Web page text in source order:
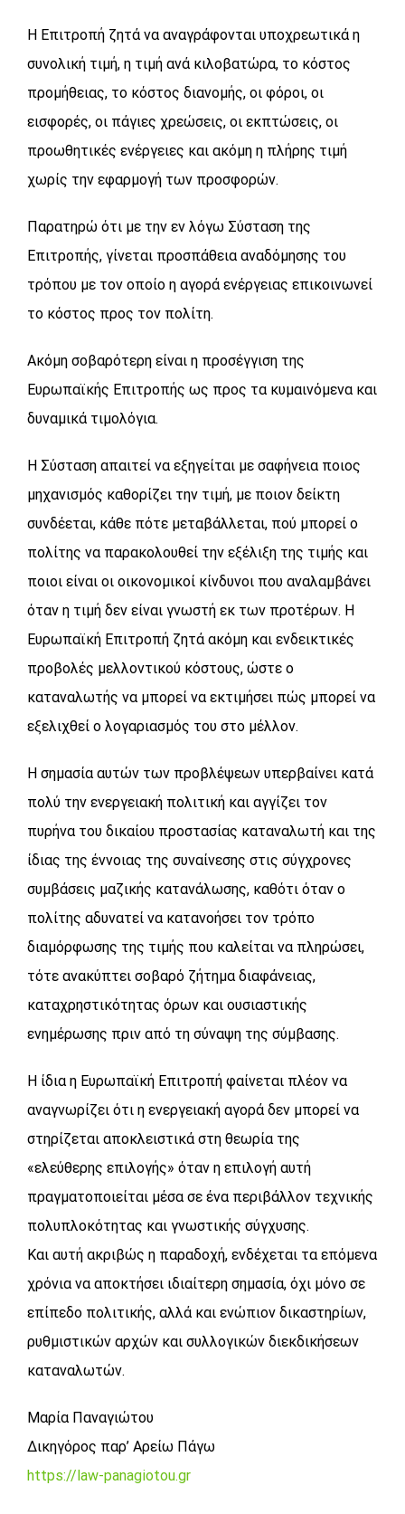
Η Επιτροπή ζητά να αναγράφονται υποχρεωτικά η
συνολική τιμή, η τιμή ανά κιλοβατώρα, το κόστος
προμήθειας, το κόστος διανομής, οι φόροι, οι
εισφορές, οι πάγιες χρεώσεις, οι εκπτώσεις, οι
προωθητικές ενέργειες και ακόμη η πλήρης τιμή
χωρίς την εφαρμογή των προσφορών.
Παρατηρώ ότι με την εν λόγω Σύσταση της
Επιτροπής, γίνεται προσπάθεια αναδόμησης του
τρόπου με τον οποίο η αγορά ενέργειας επικοινωνεί
το κόστος προς τον πολίτη.
Ακόμη σοβαρότερη είναι η προσέγγιση της
Ευρωπαϊκής Επιτροπής ως προς τα κυμαινόμενα και
δυναμικά τιμολόγια.
Η Σύσταση απαιτεί να εξηγείται με σαφήνεια ποιος
μηχανισμός καθορίζει την τιμή, με ποιον δείκτη
συνδέεται, κάθε πότε μεταβάλλεται, πού μπορεί ο
πολίτης να παρακολουθεί την εξέλιξη της τιμής και
ποιοι είναι οι οικονομικοί κίνδυνοι που αναλαμβάνει
όταν η τιμή δεν είναι γνωστή εκ των προτέρων. Η
Ευρωπαϊκή Επιτροπή ζητά ακόμη και ενδεικτικές
προβολές μελλοντικού κόστους, ώστε ο
καταναλωτής να μπορεί να εκτιμήσει πώς μπορεί να
εξελιχθεί ο λογαριασμός του στο μέλλον.
Η σημασία αυτών των προβλέψεων υπερβαίνει κατά
πολύ την ενεργειακή πολιτική και αγγίζει τον
πυρήνα του δικαίου προστασίας καταναλωτή και της
ίδιας της έννοιας της συναίνεσης στις σύγχρονες
συμβάσεις μαζικής κατανάλωσης, καθότι όταν ο
πολίτης αδυνατεί να κατανοήσει τον τρόπο
διαμόρφωσης της τιμής που καλείται να πληρώσει,
τότε ανακύπτει σοβαρό ζήτημα διαφάνειας,
καταχρηστικότητας όρων και ουσιαστικής
ενημέρωσης πριν από τη σύναψη της σύμβασης.
Η ίδια η Ευρωπαϊκή Επιτροπή φαίνεται πλέον να
αναγνωρίζει ότι η ενεργειακή αγορά δεν μπορεί να
στηρίζεται αποκλειστικά στη θεωρία της
«ελεύθερης επιλογής» όταν η επιλογή αυτή
πραγματοποιείται μέσα σε ένα περιβάλλον τεχνικής
πολυπλοκότητας και γνωστικής σύγχυσης.
Και αυτή ακριβώς η παραδοχή, ενδέχεται τα επόμενα
χρόνια να αποκτήσει ιδιαίτερη σημασία, όχι μόνο σε
επίπεδο πολιτικής, αλλά και ενώπιον δικαστηρίων,
ρυθμιστικών αρχών και συλλογικών διεκδικήσεων
καταναλωτών.
Μαρία Παναγιώτου
Δικηγόρος παρ’ Αρείω Πάγω
https://law-panagiotou.gr